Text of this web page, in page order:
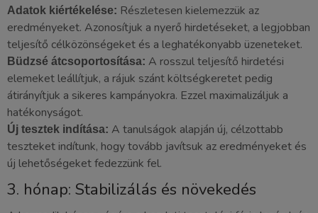
Adatok kiértékelése: Részletesen kielemezzük az
eredményeket. Azonosítjuk a nyerő hirdetéseket, a legjobban
teljesítő célközönségeket és a leghatékonyabb üzeneteket.
Büdzsé átcsoportosítása: A rosszul teljesítő hirdetési
elemeket leállítjuk, a rájuk szánt költségkeretet pedig
átirányítjuk a sikeres kampányokra. Ezzel maximalizáljuk a
hatékonyságot.
Új tesztek indítása: A tanulságok alapján új, célzottabb
teszteket indítunk, hogy tovább javítsuk az eredményeket és
új lehetőségeket fedezzünk fel.
3. hónap: Stabilizálás és növekedés